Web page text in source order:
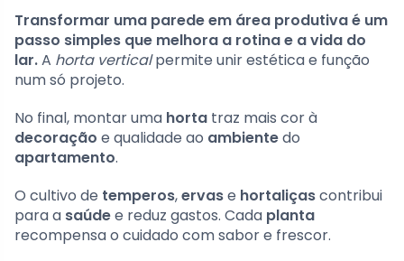
Transformar uma parede em área produtiva é um
passo simples que melhora a rotina e a vida do
lar.A horta verticalpermite unir estética e função
num só projeto.
No final, montar uma horta traz mais cor à
decoração e qualidade ao ambientedo
apartamento.
O cultivo de temperos,ervase hortaliçascontribui
para a saúdee reduz gastos. Cada planta
recompensa o cuidado com sabor e frescor.